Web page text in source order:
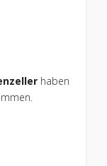
haben